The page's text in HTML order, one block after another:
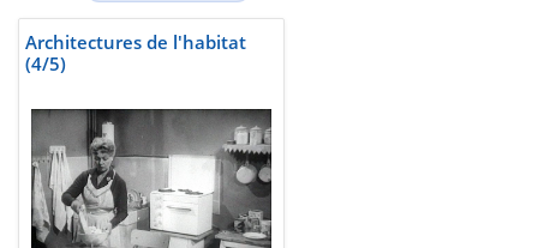
Architectures de l'habitat
(4/5)